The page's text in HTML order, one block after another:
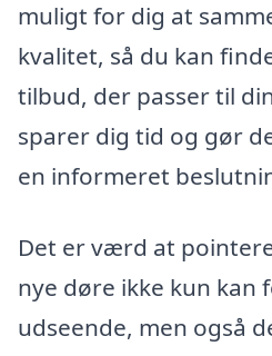
muligt for dig at
kvalitet, så du kan
tilbud, der passer til
sparer dig tid og gør
en informeret
Det er værd at
nye døre ikke kun kan
udseende, men også